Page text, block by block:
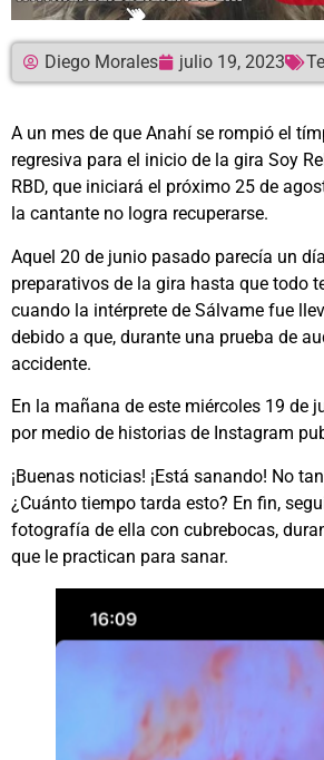
Diego Morales julio 19, 2023
A un mes de que Anahí se rompió el
regresiva para el inicio de la gira Soy
RBD, que iniciará el próximo 25 de
la cantante no logra recuperarse.
Aquel 20 de junio pasado parecía un
preparativos de la gira hasta que todo
cuando la intérprete de Sálvame fue
debido a que, durante una prueba de
accidente.
En la mañana de este miércoles 19 de
por medio de historias de Instagram
¡Buenas noticias! ¡Está sanando! No
¿Cuánto tiempo tarda esto? En fin,
fotografía de ella con cubrebocas,
que le practican para sanar.